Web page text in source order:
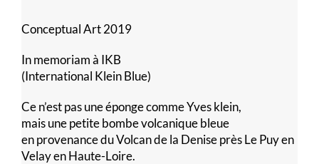
Conceptual Art 2019
In memoriam à IKB
(International Klein Blue)
Ce n’est pas une éponge comme Yves klein,
mais une petite bombe volcanique bleue
en provenance du Volcan de la Denise près Le Puy en
Velay en Haute-Loire.